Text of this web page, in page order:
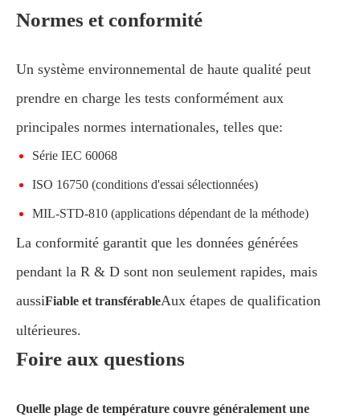
Normes et conformité
Un système environnemental de haute qualité peut
prendre en charge les tests conformément aux
principales normes internationales, telles que:
Série IEC 60068
ISO 16750 (conditions d'essai sélectionnées)
MIL-STD-810 (applications dépendant de la méthode)
La conformité garantit que les données générées
pendant la R & D sont non seulement rapides, mais
aussiFiable et transférableAux étapes de qualification
ultérieures.
Foire aux questions
Quelle plage de température couvre généralement une